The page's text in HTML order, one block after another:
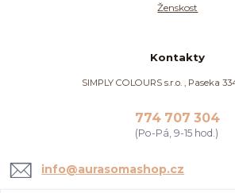
Ženskost
Kontakty
SIMPLY COLOURS s.r.o. , Paseka
774 707 304
(Po-Pá, 9-15 hod.)
info@aurasomashop.cz